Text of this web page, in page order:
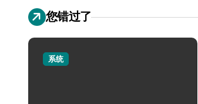
您错过了
系统